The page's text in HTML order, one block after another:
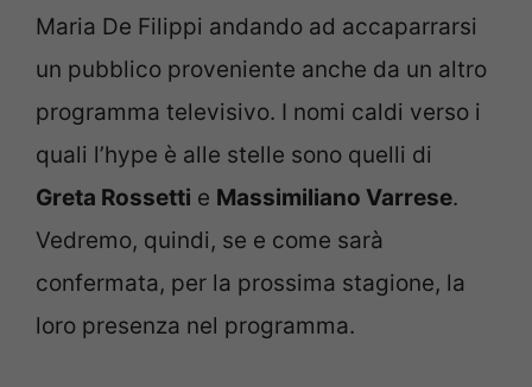
Maria De Filippi andando ad accaparrarsi
un pubblico proveniente anche da un altro
programma televisivo. I nomi caldi verso i
quali l’hype è alle stelle sono quelli di
Greta Rossetti e Massimiliano Varrese.
Vedremo, quindi, se e come sarà
confermata, per la prossima stagione, la
loro presenza nel programma.